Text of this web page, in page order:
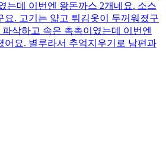
는데 이번엔 왕돈까스 2개네요. 소스
요. 고기는 얇고 튀김옷이 두꺼워졌구
삭하고 속은 촉촉이였는데 이번엔
어요. 별루라서 추억지우기로 남편과